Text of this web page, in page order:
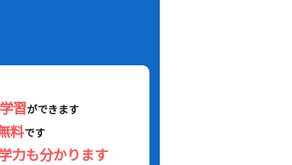
習ができます
料です
力も分かります